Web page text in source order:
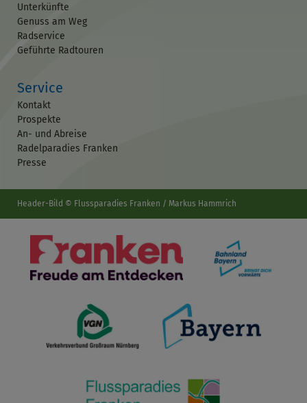
Unterkünfte
Genuss am Weg
Radservice
Geführte Radtouren
Service
Kontakt
Prospekte
An- und Abreise
Radelparadies Franken
Presse
Header-Bild © Flussparadies Franken / Markus Hammrich